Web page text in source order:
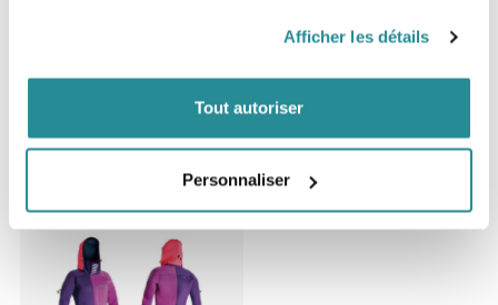
Afficher les détails
Tout autoriser
Personnaliser
Mystic Vulcanic Neoprene Drysuit
Prix de base
699,95 €Prix
489,97 €